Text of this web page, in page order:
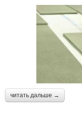
читать дальше →